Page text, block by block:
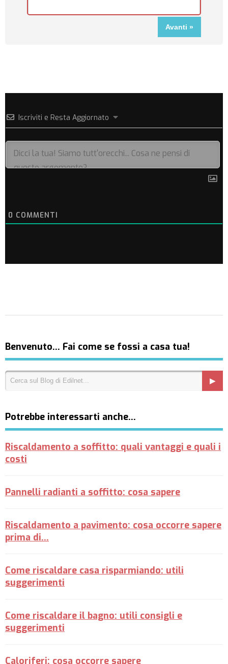
Iscriviti e Resta Aggiornato
0 COMMENTI
Benvenuto… Fai come se fossi a casa tua!
Potrebbe interessarti anche…
Riscaldamento a soffitto: quali vantaggi e quali i
costi
Pannelli radianti a soffitto: cosa sapere
Riscaldamento a pavimento: cosa occorre sapere
prima di...
Come riscaldare casa risparmiando: utili
suggerimenti
Come riscaldare il bagno: utili consigli e
suggerimenti
Caloriferi: cosa occorre sapere